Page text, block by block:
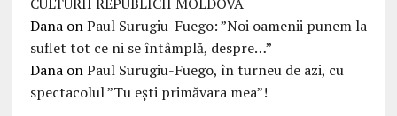
DanaonPaul Surugiu-Fuego: ”Noi oamenii punem la
suflet tot ce ni se întâmplă, despre…”
DanaonPaul Surugiu-Fuego, în turneu de azi, cu
spectacolul ”Tu ești primăvara mea”!